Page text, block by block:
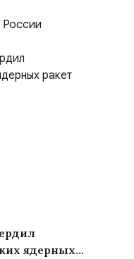
России
ядерных